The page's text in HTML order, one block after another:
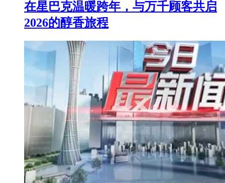
在星巴克温暖跨年，与万千顾客共启
2026的醇香旅程